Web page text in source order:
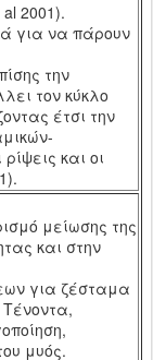
al 2001).
για να πάρουν
την
τον κύκλο
έτσι την
και οι
μείωσης της
και στην
για ζέσταμα
Τένοντα,
μυός.